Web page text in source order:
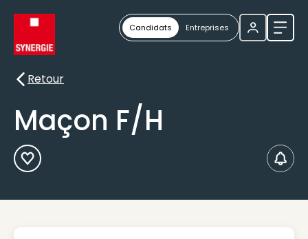
Candidats Entreprises
Retour
Retour
Maçon F/H
Ajouter aux Favoris